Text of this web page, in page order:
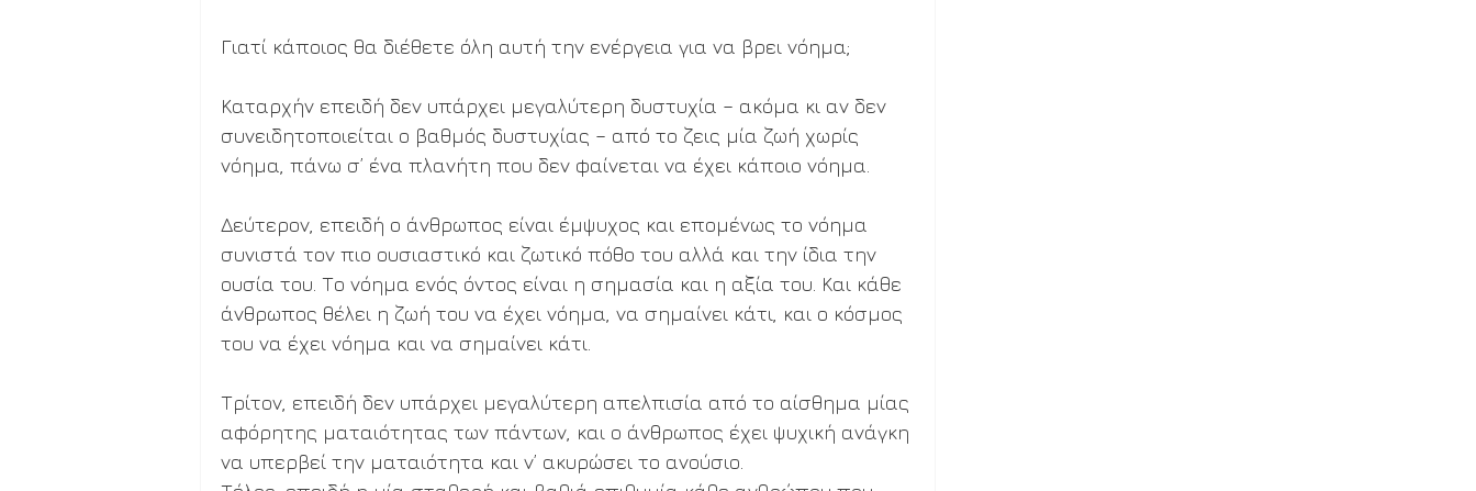
Γιατί κάποιος θα διέθετε όλη αυτή την ενέργεια για να βρει νόημα;
Καταρχήν επειδή δεν υπάρχει μεγαλύτερη δυστυχία – ακόμα κι αν δεν
συνειδητοποιείται ο βαθμός δυστυχίας – από το ζεις μία ζωή χωρίς
νόημα, πάνω σ’ ένα πλανήτη που δεν φαίνεται να έχει κάποιο νόημα.
Δεύτερον, επειδή ο άνθρωπος είναι έμψυχος και επομένως το νόημα
συνιστά τον πιο ουσιαστικό και ζωτικό πόθο του αλλά και την ίδια την
ουσία του. Το νόημα ενός όντος είναι η σημασία και η αξία του. Και κάθε
άνθρωπος θέλει η ζωή του να έχει νόημα, να σημαίνει κάτι, και ο κόσμος
του να έχει νόημα και να σημαίνει κάτι.
Τρίτον, επειδή δεν υπάρχει μεγαλύτερη απελπισία από το αίσθημα μίας
αφόρητης ματαιότητας των πάντων, και ο άνθρωπος έχει ψυχική ανάγκη
να υπερβεί την ματαιότητα και ν’ ακυρώσει το ανούσιο.